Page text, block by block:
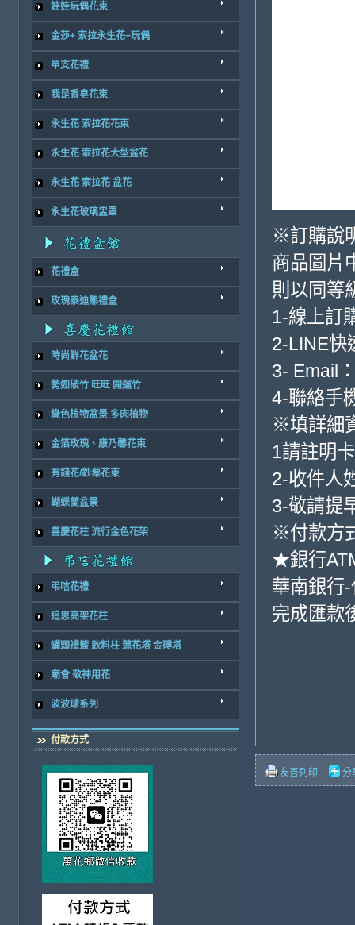
娃娃玩偶花束
金莎+ 索拉永生花+玩偶
單支花禮
我是香皂花束
永生花 索拉花花束
永生花 索拉花大型盆花
永生花 索拉花 盆花
永生花玻璃盅罩
花禮盒
玫瑰泰迪熊禮盒
時尚鮮花盆花
勢如破竹 旺旺 開運竹
綠色植物盆景 多肉植物
金箔玫瑰、康乃馨花束
有錢花/鈔票花束
蝴蝶蘭盆景
喜慶花柱 流行金色花架
弔唁花禮
追思高架花柱
罐頭禮籃 飲料柱 蓮花塔 金磚塔
廟會 敬神用花
波波球系列
付款方式
※訂購說
商品圖片
則以同等
1-線上訂
2-LINE快
3- Email
4-聯絡手
※填詳細
1請註明
2-收件人
3-敬請提
※付款方
★銀行
華南銀行
完成匯款
友善列印 分